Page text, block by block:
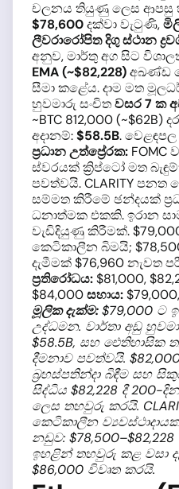
චලනය තියුණු ලෙස ආපසු
$78,600දක්වා වැටුණි,
ලීවරාරෝපිත දිගු ස්ථාන
අනුව, මාර්තු අග සිට
EMA (~$82,228)අඛණ්ඩ
සීමා කළේය. දාම මත
හුවමාරු සංචිතවසර 7 ක
~BTC 812,000 (~$62B)
අදානම්:$58.5B. වෙළඳපල
ප්‍රධාන උත්ප්‍රේරක: FOMC
ස්වරයක් ක්‍රිප්ටෝ මත
පවත්වයි. CLARITY පනත
සම්මත කිරීමේ ඡන්දයක්
ධනාත්මක එකකි. ඉරාන
වැඩිදියුණු කිරීමක්.
කෙටිකාලීන බිමයි;
දැමීමක් $76,960 නැවත
ප්‍රතිරෝධය:$81,000,
$84,000සහාය:
මූලික දැක්ම:$79,000 ට
උද්ධමන. වාර්තා අඩු
$58.5B, සහ ඓතිහාසික
දීමනාව පවත්වයි.
බ්‍රහස්පතින්දා බිඳීම සහ
සිද්ධිය $82,228 දී 200-
ලෙස තහවුරු කරයි.
කෙටිකාලීන
නඩුව:
ඉහළින් තහවුරු කළ වසා
$86,000 විවෘත කරයි.